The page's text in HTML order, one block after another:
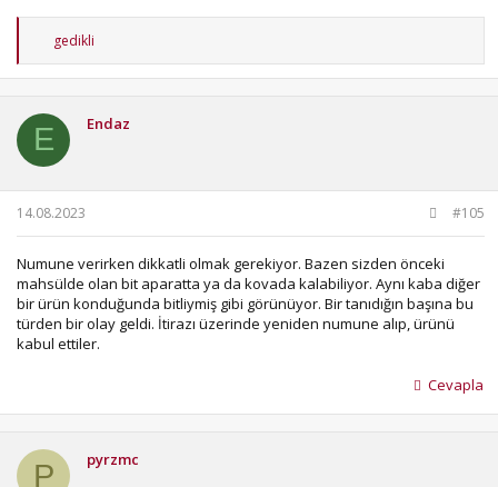
T
p
l
e
r
gedikli
E Endaz
14.08.2023 #105
Numune verirken dikkatli olmak gerekiyor. Bazen sizden önceki
mahsülde olan bit aparatta ya da kovada kalabiliyor. Aynı kaba diğer
bir ürün konduğunda bitliymiş gibi görünüyor. Bir tanıdığın başına bu
türden bir olay geldi. İtirazı üzerinde yeniden numune alıp, ürünü
kabul ettiler.
Cevapla
P pyrzmc